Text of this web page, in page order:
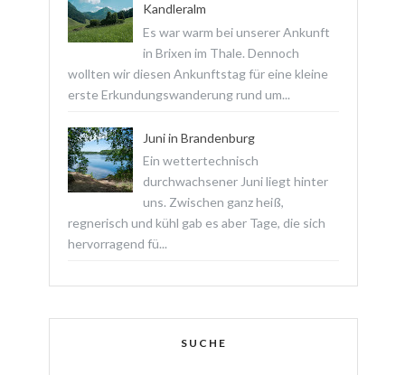
Kandleralm
Es war warm bei unserer Ankunft
in Brixen im Thale. Dennoch
wollten wir diesen Ankunftstag für eine kleine
erste Erkundungswanderung rund um...
Juni in Brandenburg
Ein wettertechnisch
durchwachsener Juni liegt hinter
uns. Zwischen ganz heiß,
regnerisch und kühl gab es aber Tage, die sich
hervorragend fü...
SUCHE